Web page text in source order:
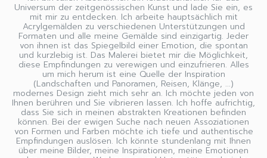
Universum der zeitgenössischen Kunst und lade Sie ein, es
mit mir zu entdecken. Ich arbeite hauptsächlich mit
Acrylgemälden zu verschiedenen Unterstützungen und
Formaten und alle meine Gemälde sind einzigartig. Jeder
von ihnen ist das Spiegelbild einer Emotion, die spontan
und kurzlebig ist. Das Malerei bietet mir die Möglichkeit,
diese Empfindungen zu verewigen und einzufrieren. Alles
um mich herum ist eine Quelle der Inspiration
(Landschaften und Panoramen, Reisen, Klänge, ...)
modernes Design zieht mich sehr an. Ich möchte jeden von
Ihnen berühren und Sie vibrieren lassen. Ich hoffe aufrichtig,
dass Sie sich in meinen abstrakten Kreationen befinden
können. Bei der ewigen Suche nach neuen Assoziationen
von Formen und Farben möchte ich tiefe und authentische
Empfindungen auslösen. Ich könnte stundenlang mit Ihnen
über meine Bilder, meine Inspirationen, meine Emotionen